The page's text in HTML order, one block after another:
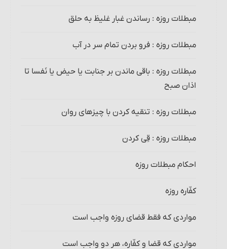
مبطلات روزه : رساندن غبار غلیظ به حلق‏
مبطلات روزه : فرو بردن تمام سر در آب
مبطلات روزه : باقی ماندن بر جنابت یا حیض یا نَفسا تا
اذان صبح
مبطلات روزه : تنقیه کردن با چیزهای روان
مبطلات روزه : قِی کردن‏
احکام مبطلات روزه
کفّاره روزه
مواردی که فقط قضای روزه واجب است
مواردی که قضا و کفّاره، هر دو واجب است